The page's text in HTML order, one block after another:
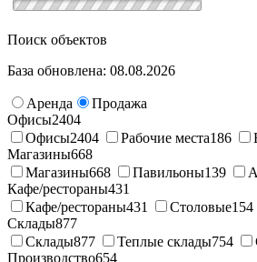
Поиск объектов
База обновлена: 08.08.2026
Аренда
Продажа
Офисы2404
Офисы2404 Рабочие места186
Магазины668
Магазины668 Павильоны139
Кафе/рестораны431
Кафе/рестораны431 Столовые154
Склады877
Склады877 Теплые склады754
Производство654